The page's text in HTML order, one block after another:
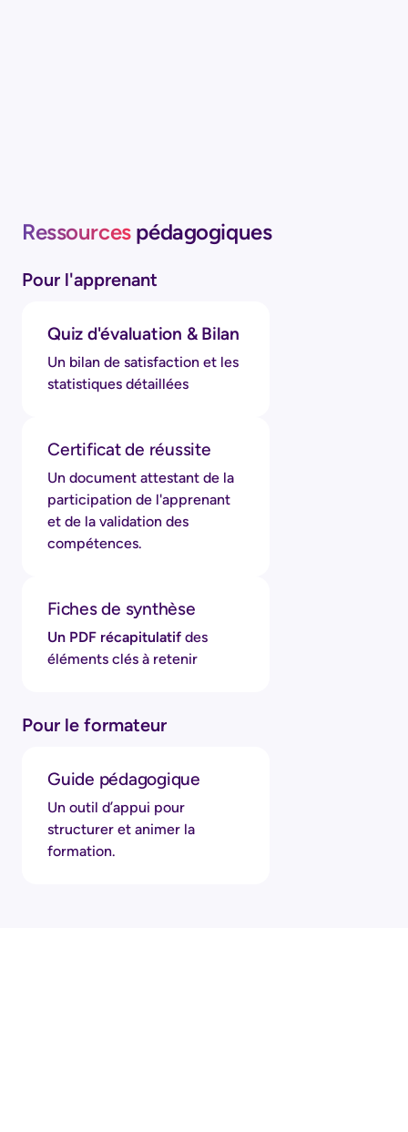
Ressources pédagogiques
Pour l'apprenant
Quiz d'évaluation & Bilan
Un bilan de satisfaction et les
statistiques détaillées
Certificat de réussite
Un document attestant de la
participation de l'apprenant
et de la validation des
compétences.
Fiches de synthèse
Un PDF récapitulatif des
éléments clés à retenir
Pour le formateur
Guide pédagogique
Un outil d’appui pour
structurer et animer la
formation.